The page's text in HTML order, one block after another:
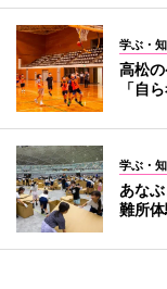
学ぶ・
高松
「自
学ぶ・
あな
難所